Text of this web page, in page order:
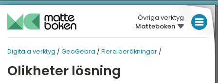
Övriga verktyg
Matteboken
Digitala verktyg / GeoGebra / Flera beräkningar /
Olikheter lösning
LÅGSTADIET
MELLANSTADIET
HÖGSTADIET
VERKTYG
Översikt
DIGITALA VERKTYG
GEOGEBRA